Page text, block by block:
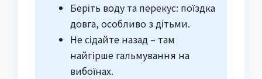
Беріть воду та перекус: поїздка
довга, особливо з дітьми.
Не сідайте назад – там
найгірше гальмування на
вибоїнах.